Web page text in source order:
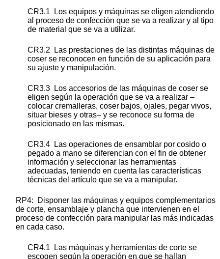
CR3.1 Los equipos y máquinas se eligen atendiendo
al proceso de confección que se va a realizar y al tipo
de material que se va a utilizar.
CR3.2 Las prestaciones de las distintas máquinas de
coser se reconocen en función de su aplicación para
su ajuste y manipulación.
CR3.3 Los accesorios de las máquinas de coser se
eligen según la operación que se va a realizar –
colocar cremalleras, coser bajos, ojales, pegar vivos,
situar bieses y otras– y se reconoce su forma de
posicionado en las mismas.
CR3.4 Las operaciones de ensamblar por cosido o
pegado a mano se diferencian con el fin de obtener
información y seleccionar las herramientas
adecuadas, teniendo en cuenta las características
técnicas del artículo que se va a manipular.
RP4: Disponer las máquinas y equipos complementarios
de corte, ensamblaje y plancha que intervienen en el
proceso de confección para manipular las más indicadas
en cada caso.
CR4.1 Las máquinas y herramientas de corte se
escogen según la operación en que se hallan